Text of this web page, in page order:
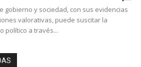
gobierno y sociedad, con sus evidencias
valorativas, puede suscitar la
político a través...